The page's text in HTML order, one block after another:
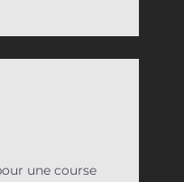
une course